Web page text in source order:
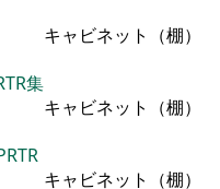
キャビネット（棚）
集
キャビネット（棚）
キャビネット（棚）